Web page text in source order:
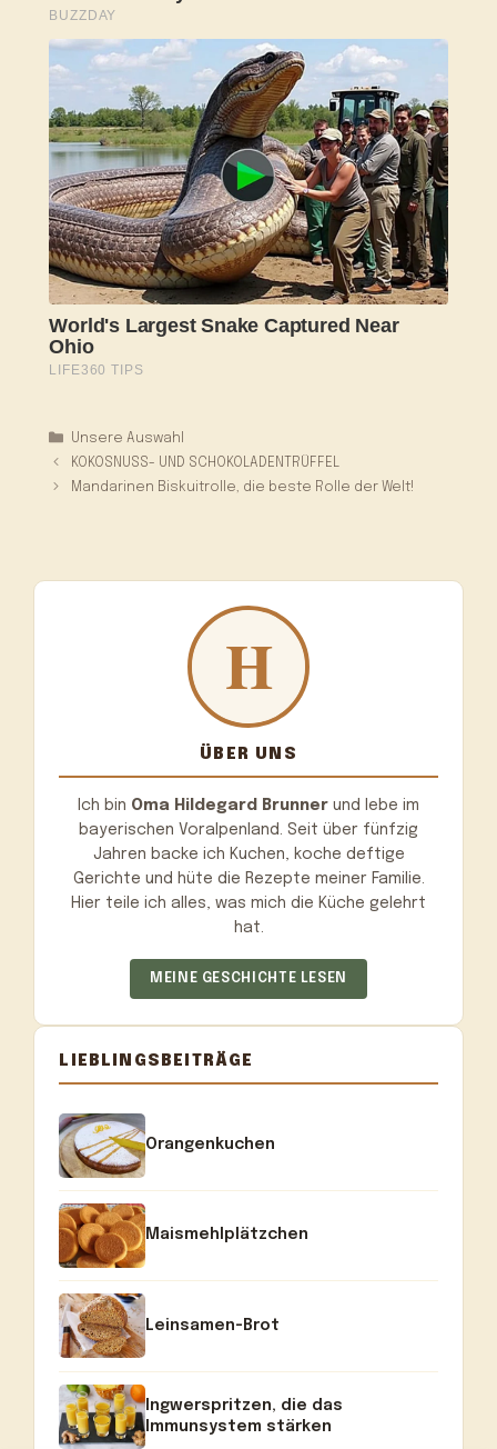
Kategorien
Unsere Auswahl
KOKOSNUSS- UND SCHOKOLADENTRÜFFEL
Mandarinen Biskuitrolle, die beste Rolle der Welt!
ÜBER UNS
Ich bin Oma Hildegard Brunner und lebe im
bayerischen Voralpenland. Seit über fünfzig
Jahren backe ich Kuchen, koche deftige
Gerichte und hüte die Rezepte meiner Familie.
Hier teile ich alles, was mich die Küche gelehrt
hat.
MEINE GESCHICHTE LESEN
LIEBLINGSBEITRÄGE
Orangenkuchen
Maismehlplätzchen
Leinsamen-Brot
Ingwerspritzen, die das
Immunsystem stärken